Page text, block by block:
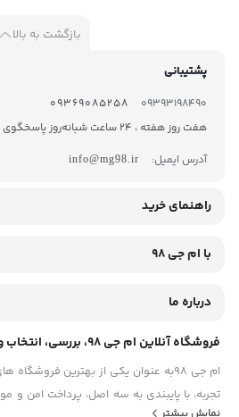
بازگشت به بالا
پشتیبانی
09393198490
09369085258
هفت روز هفته ، 24 ساعت شبانه‌روز پاسخگوی شما هستیم.
آدرس ایمیل:
info@mg98.ir
راهنمای خرید
با ام جی 98
درباره ما
فروشگاه آنلاین ام جی 98، بررسی، انتخاب و خرید آنلاین
ام جی 98به عنوان یکی از بهترین